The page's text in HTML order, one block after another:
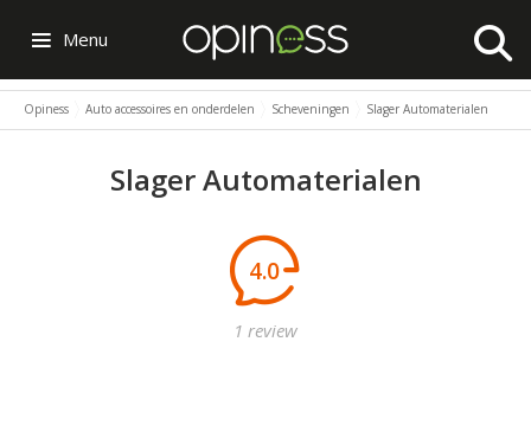
Menu
Opiness Auto accessoires en onderdelen Scheveningen Slager Automaterialen
Slager Automaterialen
4.0
1 review